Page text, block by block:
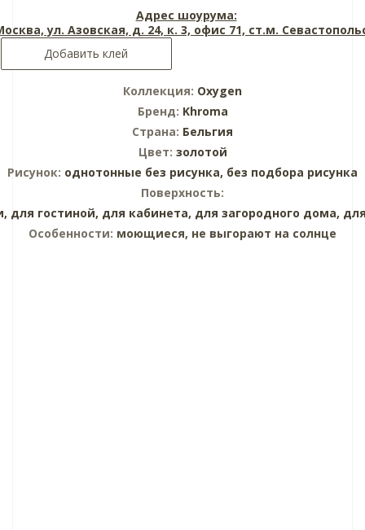
Адрес шоурума:
ул. Азовская, д. 24, к. 3, офис 71, ст.м.
Добавить клей
Коллекция: Oxygen
Бренд: Khroma
Страна: Бельгия
Цвет: золотой
Рисунок: однотонные без рисунка, без подбора рисунка
Поверхность:
для гостиной, для кабинета, для загородного дома,
Особенности: моющиеся, не выгорают на солнце